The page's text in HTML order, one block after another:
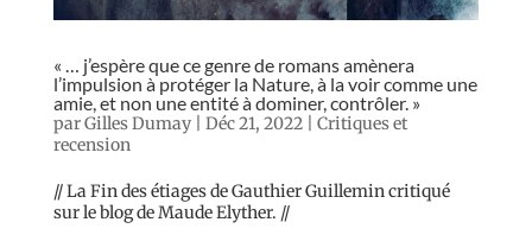
« … j’espère que ce genre de romans amènera
l’impulsion à protéger la Nature, à la voir comme une
amie, et non une entité à dominer, contrôler. »
parGilles Dumay| Déc 21, 2022| Critiques et
recension
// La Fin des étiages de Gauthier Guillemin critiqué
sur le blog de Maude Elyther. //